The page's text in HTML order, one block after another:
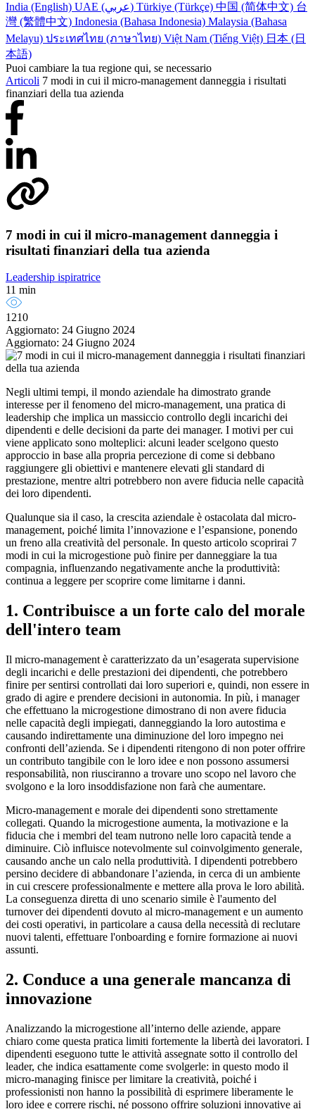
India (English)
UAE (عربي) Türkiye (Türkçe) 中国 (简体中文) 台
灣 (繁體中文) Indonesia (Bahasa Indonesia) Malaysia (Bahasa
Melayu) ประเทศไทย (ภาษาไทย) Việt Nam (Tiếng Việt) 日本 (日
本語)
Puoi cambiare la tua regione qui, se necessario
Articoli 7 modi in cui il micro-management danneggia i risultati
finanziari della tua azienda
7 modi in cui il micro-management danneggia i
risultati finanziari della tua azienda
Leadership ispiratrice
11 min
1210
Aggiornato: 24 Giugno 2024
Aggiornato: 24 Giugno 2024
Negli ultimi tempi, il mondo aziendale ha dimostrato grande
interesse per il fenomeno del micro-management, una pratica di
leadership che implica un massiccio controllo degli incarichi dei
dipendenti e delle decisioni da parte dei manager. I motivi per cui
viene applicato sono molteplici: alcuni leader scelgono questo
approccio in base alla propria percezione di come si debbano
raggiungere gli obiettivi e mantenere elevati gli standard di
prestazione, mentre altri potrebbero non avere fiducia nelle capacità
dei loro dipendenti.
Qualunque sia il caso, la crescita aziendale è ostacolata dal micro-
management, poiché limita l’innovazione e l’espansione, ponendo
un freno alla creatività del personale. In questo articolo scoprirai 7
modi in cui la microgestione può finire per danneggiare la tua
compagnia, influenzando negativamente anche la produttività:
continua a leggere per scoprire come limitarne i danni.
1. Contribuisce a un forte calo del morale
dell'intero team
Il micro-management è caratterizzato da un’esagerata supervisione
degli incarichi e delle prestazioni dei dipendenti, che potrebbero
finire per sentirsi controllati dai loro superiori e, quindi, non essere in
grado di agire e prendere decisioni in autonomia. In più, i manager
che effettuano la microgestione dimostrano di non avere fiducia
nelle capacità degli impiegati, danneggiando la loro autostima e
causando indirettamente una diminuzione del loro impegno nei
confronti dell’azienda. Se i dipendenti ritengono di non poter offrire
un contributo tangibile con le loro idee e non possono assumersi
responsabilità, non riusciranno a trovare uno scopo nel lavoro che
svolgono e la loro insoddisfazione non farà che aumentare.
Micro-management e morale dei dipendenti sono strettamente
collegati. Quando la microgestione aumenta, la motivazione e la
fiducia che i membri del team nutrono nelle loro capacità tende a
diminuire. Ciò influisce notevolmente sul coinvolgimento generale,
causando anche un calo nella produttività. I dipendenti potrebbero
persino decidere di abbandonare l’azienda, in cerca di un ambiente
in cui crescere professionalmente e mettere alla prova le loro abilità.
La conseguenza diretta di uno scenario simile è l'aumento del
turnover dei dipendenti dovuto al micro-management e un aumento
dei costi operativi, in particolare a causa della necessità di reclutare
nuovi talenti, effettuare l'onboarding e fornire formazione ai nuovi
assunti.
2. Conduce a una generale mancanza di
innovazione
Analizzando la microgestione all’interno delle aziende, appare
chiaro come questa pratica limiti fortemente la libertà dei lavoratori. I
dipendenti eseguono tutte le attività assegnate sotto il controllo del
leader, che indica esattamente come svolgerle: in questo modo il
micro-managing finisce per limitare la creatività, poiché i
professionisti non hanno la possibilità di esprimere liberamente le
loro idee e correre rischi, né possono offrire soluzioni innovative ai